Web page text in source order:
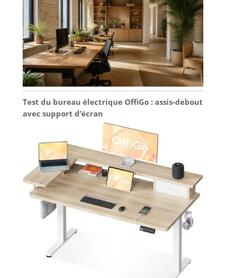
Test du bureau électrique OffiGo : assis-debout
avec support d’écran